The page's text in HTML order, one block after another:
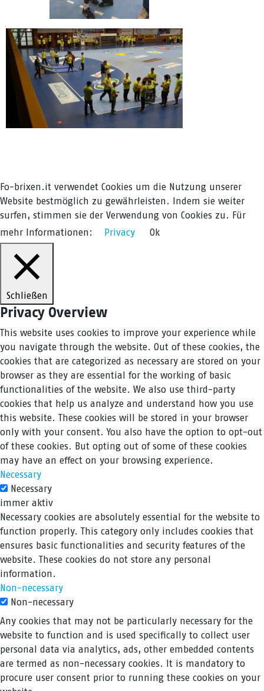
Fo-brixen.it verwendet Cookies um die Nutzung unserer
Website bestmöglich zu gewährleisten. Indem sie weiter
surfen, stimmen sie der Verwendung von Cookies zu. Für
mehr Informationen:
Privacy Ok
Schließen
Privacy Overview
This website uses cookies to improve your experience while
you navigate through the website. Out of these cookies, the
cookies that are categorized as necessary are stored on your
browser as they are essential for the working of basic
functionalities of the website. We also use third-party
cookies that help us analyze and understand how you use
this website. These cookies will be stored in your browser
only with your consent. You also have the option to opt-out
of these cookies. But opting out of some of these cookies
may have an effect on your browsing experience.
Necessary
Necessary
immer aktiv
Necessary cookies are absolutely essential for the website to
function properly. This category only includes cookies that
ensures basic functionalities and security features of the
website. These cookies do not store any personal
information.
Non-necessary
Non-necessary
Any cookies that may not be particularly necessary for the
website to function and is used specifically to collect user
personal data via analytics, ads, other embedded contents
are termed as non-necessary cookies. It is mandatory to
procure user consent prior to running these cookies on your